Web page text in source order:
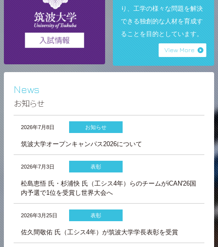
り、工学の様々な問題を解決
できる独創的な人材を育成す
ることを目的としています。
View More
News
お知らせ
2026年7月8日 お知らせ
筑波大学オープンキャンパス2026について
2026年7月3日 表彰
松島恵悟 氏・杉浦快 氏（工シス4年）らのチームがiCAN'26国
内予選で1位を受賞し世界大会へ
2026年3月25日 表彰
佐久間敬佑 氏（工シス4年）が筑波大学学長表彰を受賞